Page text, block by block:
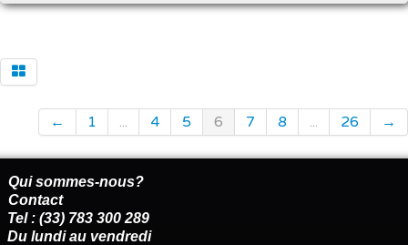
← 1 ... 4 5 6 7 8 ... 26 →
Qui sommes-nous?
Contact
Tel : (33) 783 300 289
Du lundi au vendredi